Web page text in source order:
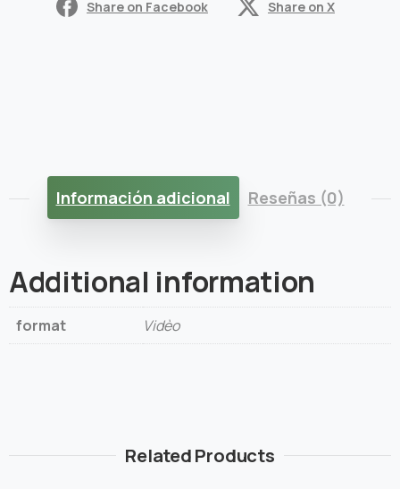
Share on Facebook Share on X
Información adicional Reseñas (0)
Additional information
format Vidèo
Related Products